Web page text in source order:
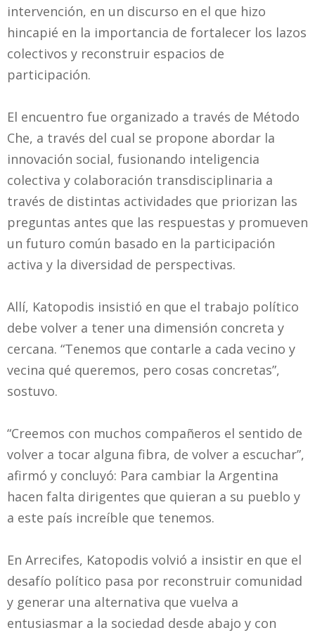
intervención, en un discurso en el que hizo
hincapié en la importancia de fortalecer los lazos
colectivos y reconstruir espacios de
participación.
El encuentro fue organizado a través de Método
Che, a través del cual se propone abordar la
innovación social, fusionando inteligencia
colectiva y colaboración transdisciplinaria a
través de distintas actividades que priorizan las
preguntas antes que las respuestas y promueven
un futuro común basado en la participación
activa y la diversidad de perspectivas.
Allí, Katopodis insistió en que el trabajo político
debe volver a tener una dimensión concreta y
cercana. “Tenemos que contarle a cada vecino y
vecina qué queremos, pero cosas concretas”,
sostuvo.
“Creemos con muchos compañeros el sentido de
volver a tocar alguna fibra, de volver a escuchar”,
afirmó y concluyó: Para cambiar la Argentina
hacen falta dirigentes que quieran a su pueblo y
a este país increíble que tenemos.
En Arrecifes, Katopodis volvió a insistir en que el
desafío político pasa por reconstruir comunidad
y generar una alternativa que vuelva a
entusiasmar a la sociedad desde abajo y con